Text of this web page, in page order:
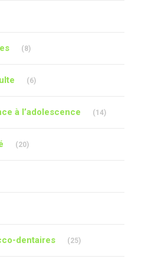
(8)
(6)
à l’adolescence (14)
(20)
dentaires (25)